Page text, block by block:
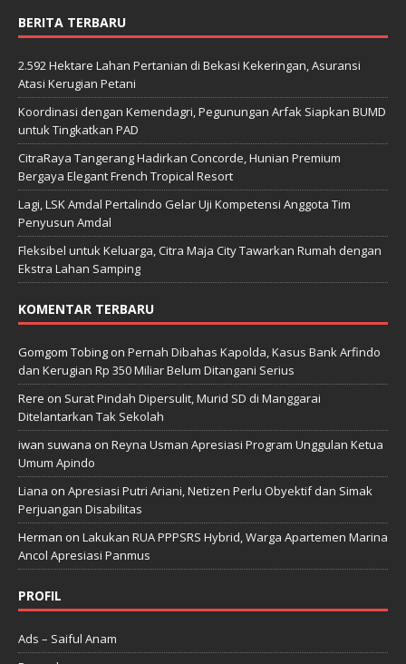
BERITA TERBARU
2.592 Hektare Lahan Pertanian di Bekasi Kekeringan, Asuransi
Atasi Kerugian Petani
Koordinasi dengan Kemendagri, Pegunungan Arfak Siapkan BUMD
untuk Tingkatkan PAD
CitraRaya Tangerang Hadirkan Concorde, Hunian Premium
Bergaya Elegant French Tropical Resort
Lagi, LSK Amdal Pertalindo Gelar Uji Kompetensi Anggota Tim
Penyusun Amdal
Fleksibel untuk Keluarga, Citra Maja City Tawarkan Rumah dengan
Ekstra Lahan Samping
KOMENTAR TERBARU
Gomgom Tobing on Pernah Dibahas Kapolda, Kasus Bank Arfindo
dan Kerugian Rp 350 Miliar Belum Ditangani Serius
Rere on Surat Pindah Dipersulit, Murid SD di Manggarai
Ditelantarkan Tak Sekolah
iwan suwana on Reyna Usman Apresiasi Program Unggulan Ketua
Umum Apindo
Liana on Apresiasi Putri Ariani, Netizen Perlu Obyektif dan Simak
Perjuangan Disabilitas
Herman on Lakukan RUA PPPSRS Hybrid, Warga Apartemen Marina
Ancol Apresiasi Panmus
PROFIL
Ads – Saiful Anam